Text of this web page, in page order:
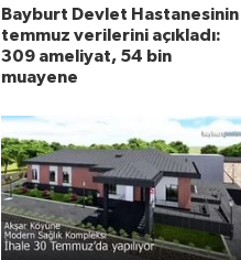
Bayburt Devlet Hastanesinin
temmuz verilerini açıkladı:
309 ameliyat, 54 bin
muayene